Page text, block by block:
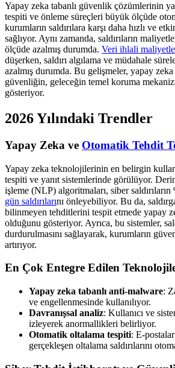
Yapay zeka tabanlı güvenlik çözümlerinin
tespiti ve önleme süreçleri büyük ölçüde
kurumların saldırılara karşı daha hızlı ve
sağlıyor. Aynı zamanda, saldırıların
ölçüde azalmış durumda. Veri ihlali
düşerken, saldırı algılama ve müdahale
azalmış durumda. Bu gelişmeler, yapay
güvenliğin, geleceğin temel koruma
gösteriyor.
2026 Yılındaki Trendler
Yapay Zeka ve Otomatik Tehdit
Yapay zeka teknolojilerinin en belirgin
tespiti ve yanıt sistemlerinde görülüyor.
işleme (NLP) algoritmaları, siber saldırıların
gün saldırılarını önleyebiliyor. Bu da,
bilinmeyen tehditlerini tespit etmede yapay
olduğunu gösteriyor. Ayrıca, bu sistemler,
durdurulmasını sağlayarak, kurumların
artırıyor.
En Çok Entegre Edilen
Yapay zeka tabanlı anti-malware:
ve engellenmesinde kullanılıyor.
Davranışsal analiz: Kullanıcı ve
izleyerek anormallikleri belirliyor.
Otomatik oltalama tespiti: E-
gerçekleşen oltalama saldırılarını